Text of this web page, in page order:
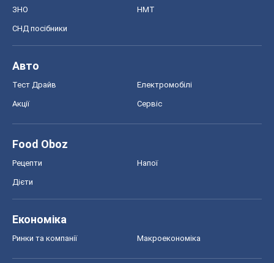
ЗНО НМТ
СНД посібники
Авто
Тест Драйв Електромобілі
Акції Сервіс
Food Oboz
Рецепти Напої
Дієти
Економіка
Ринки та компанії Макроекономіка